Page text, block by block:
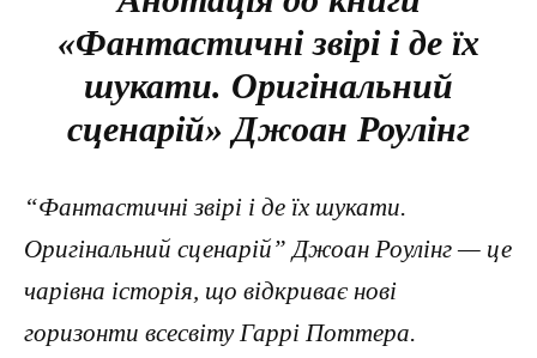
«Фантастичні звірі і де їх
шукати. Оригінальний
сценарій» Джоан Роулінг
“Фантастичні звірі і де їх шукати.
Оригінальний сценарій” Джоан Роулінг — це
чарівна історія, що відкриває нові
горизонти всесвіту Гаррі Поттера.